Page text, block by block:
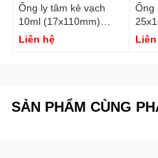
Ống ly tâm kẻ vạch
10ml (17x110mm)
2030100004231
Liên hệ
Ống
SẢN PHẨM CÙNG